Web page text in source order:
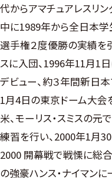
代からアマチュアレスリ
中に1989年から全日本
選手権２度優勝の実績を
スに入団、1996年11月1
デビュー、約３年間新日
1月4日の東京ドーム大会
米、モーリス・スミスの
練習を行い、2000年1月
2000 開幕戦で戦慄に総
の強豪ハンス・ナイマン